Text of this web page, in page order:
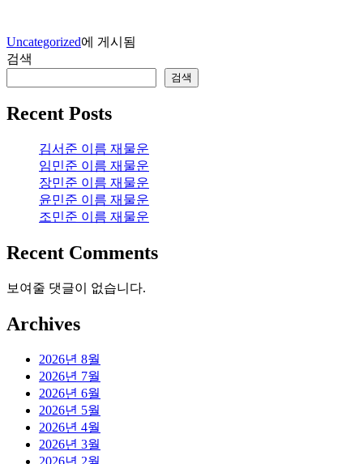
Uncategorized에 게시됨
검색
검색
Recent Posts
김서준 이름 재물운
임민준 이름 재물운
장민준 이름 재물운
윤민준 이름 재물운
조민준 이름 재물운
Recent Comments
보여줄 댓글이 없습니다.
Archives
2026년 8월
2026년 7월
2026년 6월
2026년 5월
2026년 4월
2026년 3월
2026년 2월